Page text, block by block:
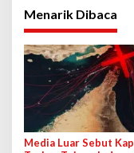
Menarik Dibaca
Media Luar Sebut